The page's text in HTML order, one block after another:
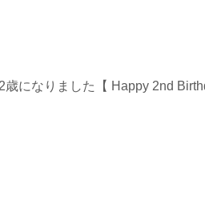
歳になりました【 Happy 2nd